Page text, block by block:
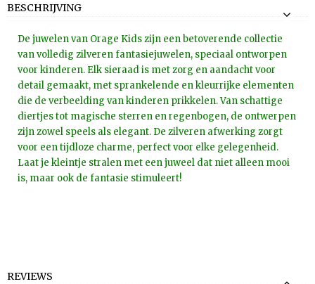
BESCHRIJVING
De juwelen van Orage Kids zijn een betoverende collectie
van volledig zilveren fantasiejuwelen, speciaal ontworpen
voor kinderen. Elk sieraad is met zorg en aandacht voor
detail gemaakt, met sprankelende en kleurrijke elementen
die de verbeelding van kinderen prikkelen. Van schattige
diertjes tot magische sterren en regenbogen, de ontwerpen
zijn zowel speels als elegant. De zilveren afwerking zorgt
voor een tijdloze charme, perfect voor elke gelegenheid.
Laat je kleintje stralen met een juweel dat niet alleen mooi
is, maar ook de fantasie stimuleert!
REVIEWS